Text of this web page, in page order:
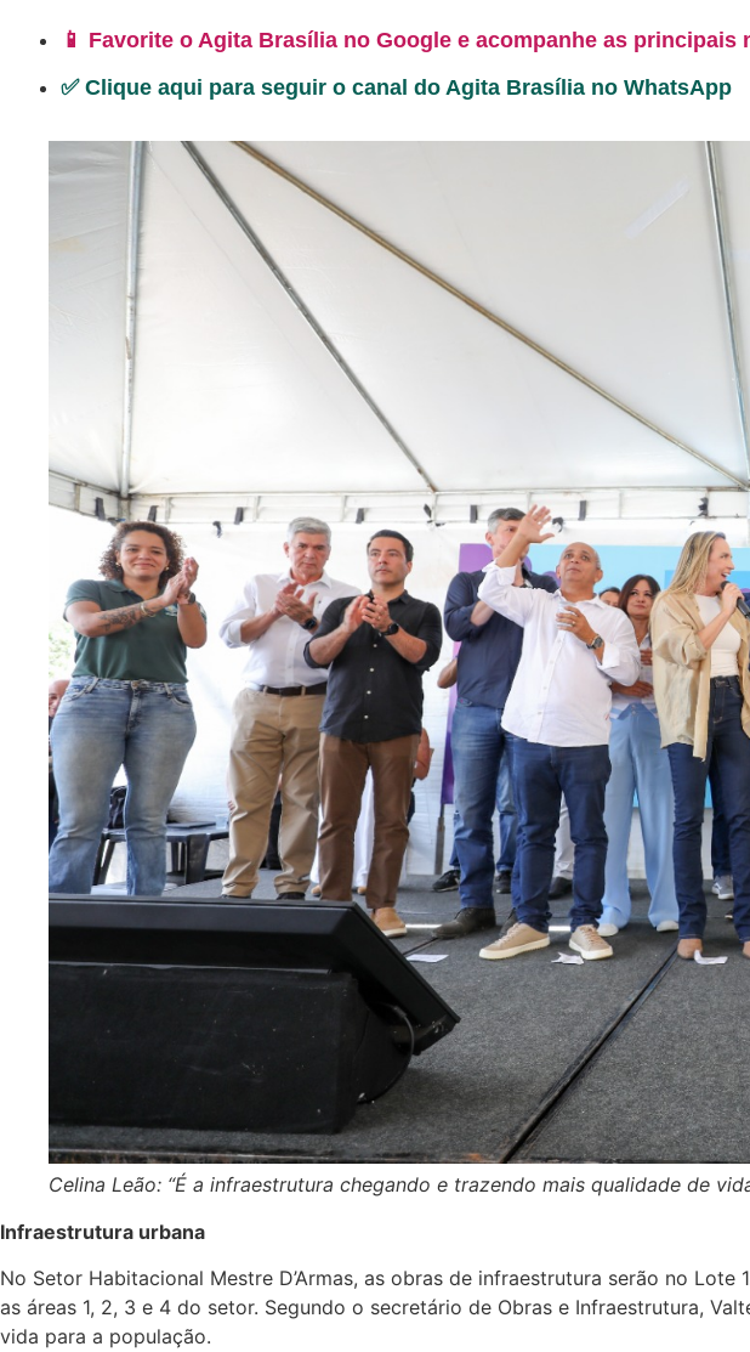
📱 Favorite o Agita Brasília no Google e acompanhe as principais
✅ Clique aqui para seguir o canal do Agita Brasília no WhatsApp
Celina Leão: “É a infraestrutura chegando e trazendo mais qualidade de
Infraestrutura urbana
No Setor Habitacional Mestre D’Armas, as obras de infraestrutura serão no
as áreas 1, 2, 3 e 4 do setor. Segundo o secretário de Obras e Infraestrutura,
vida para a população.